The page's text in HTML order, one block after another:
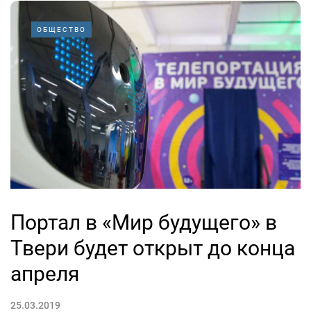
ОБЩЕСТВО
Портал в «Мир будущего» в
Твери будет открыт до конца
апреля
25.03.2019